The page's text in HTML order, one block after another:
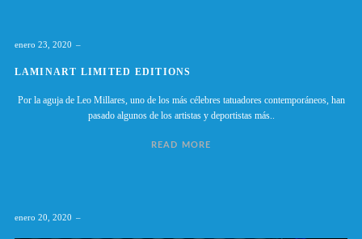
enero 23, 2020
LAMINART LIMITED EDITIONS
Por la aguja de Leo Millares, uno de los más célebres tatuadores contemporáneos, han
pasado algunos de los artistas y deportistas más..
READ MORE
enero 20, 2020